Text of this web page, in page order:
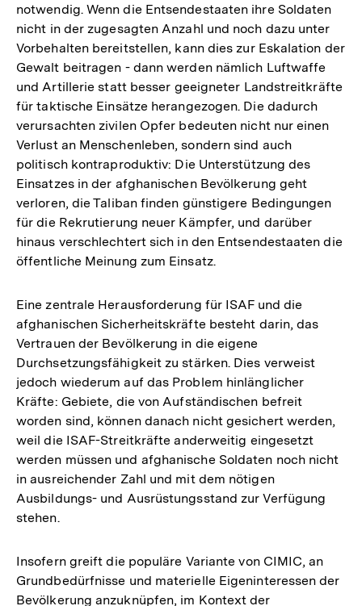
notwendig. Wenn die Entsendestaaten ihre Soldaten
nicht in der zugesagten Anzahl und noch dazu unter
Vorbehalten bereitstellen, kann dies zur Eskalation der
Gewalt beitragen - dann werden nämlich Luftwaffe
und Artillerie statt besser geeigneter Landstreitkräfte
für taktische Einsätze herangezogen. Die dadurch
verursachten zivilen Opfer bedeuten nicht nur einen
Verlust an Menschenleben, sondern sind auch
politisch kontraproduktiv: Die Unterstützung des
Einsatzes in der afghanischen Bevölkerung geht
verloren, die Taliban finden günstigere Bedingungen
für die Rekrutierung neuer Kämpfer, und darüber
hinaus verschlechtert sich in den Entsendestaaten die
öffentliche Meinung zum Einsatz.
Eine zentrale Herausforderung für ISAF und die
afghanischen Sicherheitskräfte besteht darin, das
Vertrauen der Bevölkerung in die eigene
Durchsetzungsfähigkeit zu stärken. Dies verweist
jedoch wiederum auf das Problem hinlänglicher
Kräfte: Gebiete, die von Aufständischen befreit
worden sind, können danach nicht gesichert werden,
weil die ISAF-Streitkräfte anderweitig eingesetzt
werden müssen und afghanische Soldaten noch nicht
in ausreichender Zahl und mit dem nötigen
Ausbildungs- und Ausrüstungsstand zur Verfügung
stehen.
Insofern greift die populäre Variante von CIMIC, an
Grundbedürfnisse und materielle Eigeninteressen der
Bevölkerung anzuknüpfen, im Kontext der